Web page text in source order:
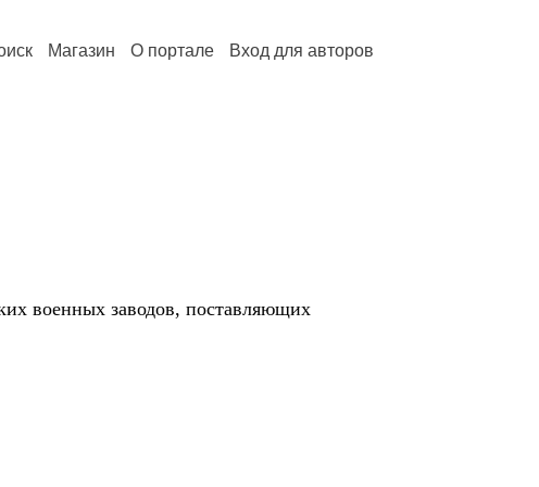
Магазин О портале Вход для авторов
военных заводов, поставляющих